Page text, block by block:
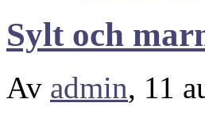
Sylt och
Av admin, 11